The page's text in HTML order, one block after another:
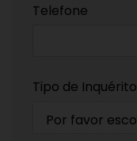
Telefone
Tipo de Inquérito